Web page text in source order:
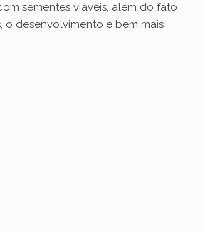
sementes viáveis, além do fato
o desenvolvimento é bem mais